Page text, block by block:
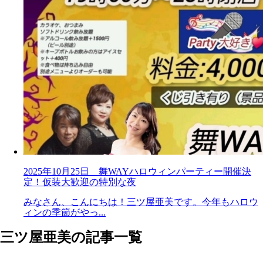
2025年10月25日 舞WAYハロウィンパーティー開催決
定！仮装大歓迎の特別な夜
みなさん、こんにちは！三ツ屋亜美です。今年もハロウ
ィンの季節がやっ...
三ツ屋亜美の記事一覧